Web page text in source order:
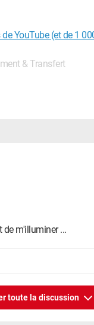
YouTube (et de 1
& Transfert
m'illuminer ...
toute la discussion